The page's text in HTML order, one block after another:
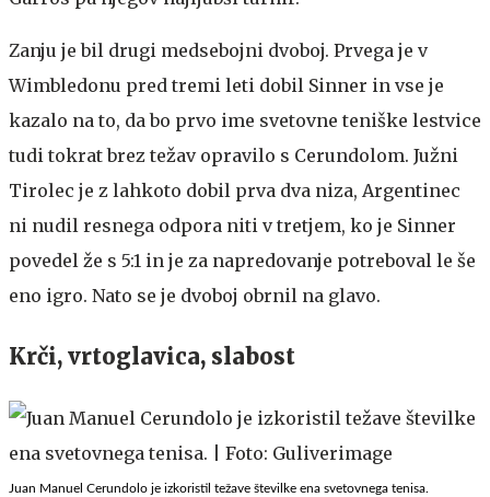
Zanju je bil drugi medsebojni dvoboj. Prvega je v
Wimbledonu pred tremi leti dobil Sinner in vse je
kazalo na to, da bo prvo ime svetovne teniške lestvice
tudi tokrat brez težav opravilo s Cerundolom. Južni
Tirolec je z lahkoto dobil prva dva niza, Argentinec
ni nudil resnega odpora niti v tretjem, ko je Sinner
povedel že s 5:1 in je za napredovanje potreboval le še
eno igro. Nato se je dvoboj obrnil na glavo.
Krči, vrtoglavica, slabost
Juan Manuel Cerundolo je izkoristil težave številke ena svetovnega tenisa.